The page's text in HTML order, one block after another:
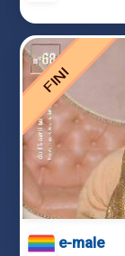
e-male